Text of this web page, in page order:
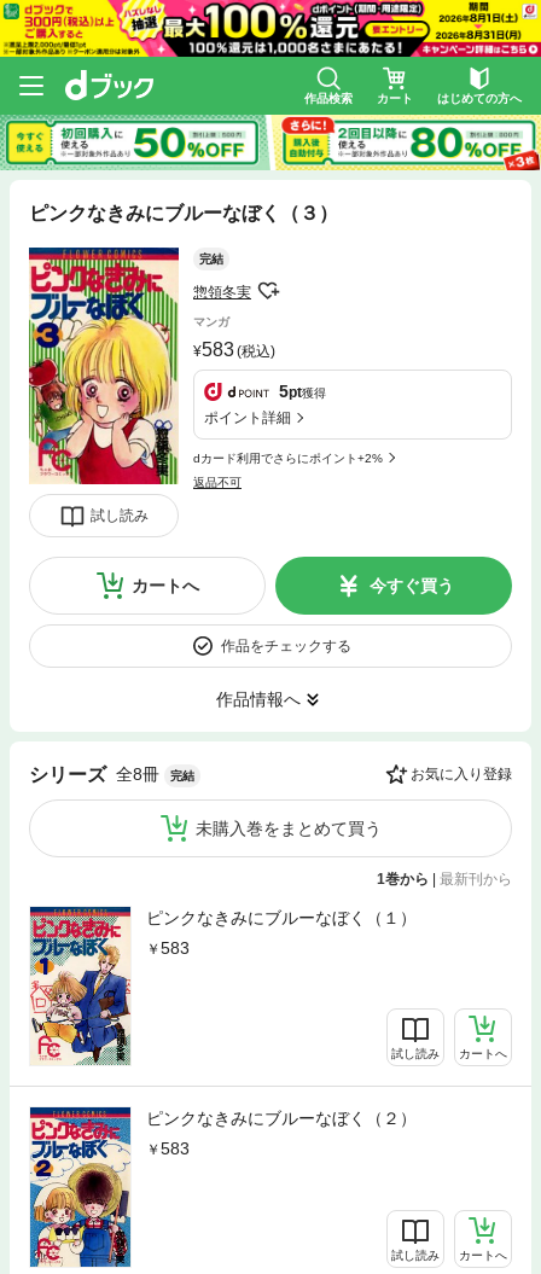
作品検索 カート はじめての方へ
ピンクなきみにブルーなぼく（３）
試し読み
完結
惣領冬実
マンガ
583(税込)
5pt獲得
ポイント詳細
dカード利用でさらにポイント+2%
返品不可
カートへ 今すぐ買う
作品をチェックする
作品情報へ
シリーズ 全8冊 完結 お気に入り登録
未購入巻をまとめて買う
1巻から 最新刊から
ピンクなきみにブルーなぼく（１）
583
試し読み カートへ
ピンクなきみにブルーなぼく（２）
583
試し読み カートへ